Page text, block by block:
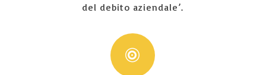
del debito aziendale’.
